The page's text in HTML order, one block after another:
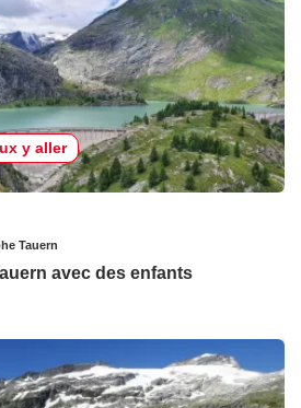
y aller
Tauern
avec des enfants